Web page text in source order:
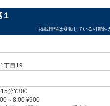
「掲載情報は変動している可能
丁目19
分¥300
～8:00 ¥900